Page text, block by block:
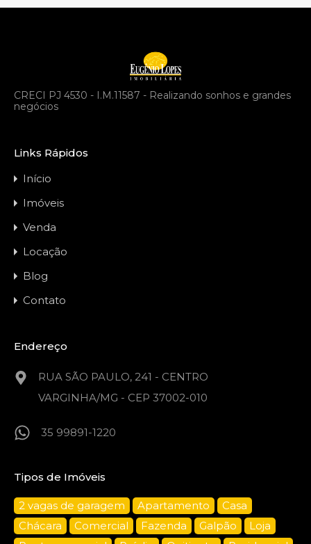
CRECI PJ 4530 - I.M.11587 - Realizando sonhos e grandes
negócios
Links Rápidos
Início
Imóveis
Venda
Locação
Blog
Contato
Endereço
RUA SÃO PAULO, 241 - CENTRO
VARGINHA/MG - CEP 37002-010
35 99891-1220
Tipos de Imóveis
2 vagas de garagem Apartamento
Casa
Chácara
Comercial Fazenda Galpão
Loja